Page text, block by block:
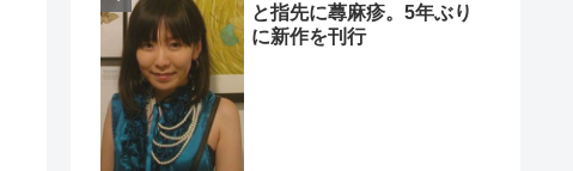
と指先に蕁麻疹。5年ぶり
に新作を刊行